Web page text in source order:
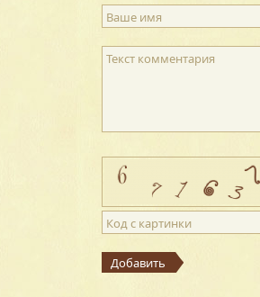
Ваше имя
Текст комментария
Код с картинки
Добавить